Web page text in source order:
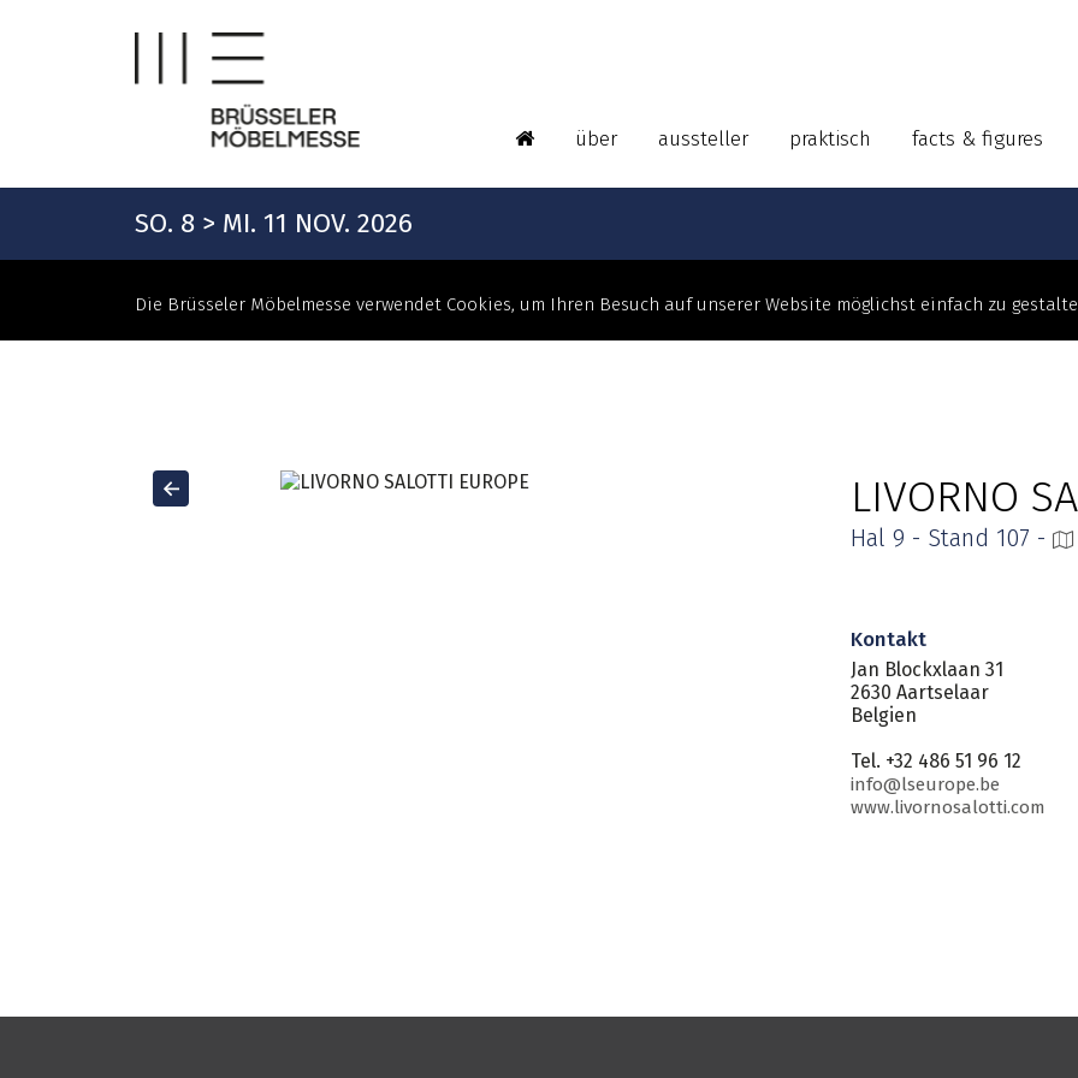
über aussteller praktisch facts & figures
SO. 8 > MI. 11 NOV. 2026
Die Brüsseler Möbelmesse verwendet Cookies, um Ihren Besuch auf unserer Website möglichst einfach zu
LIVORNO
Hal 9 - Stand 107 -
Kontakt
Jan Blockxlaan 31
2630 Aartselaar
Belgien
Tel. +32 486 51 96 12
info@lseurope.be
www.livornosalotti.com